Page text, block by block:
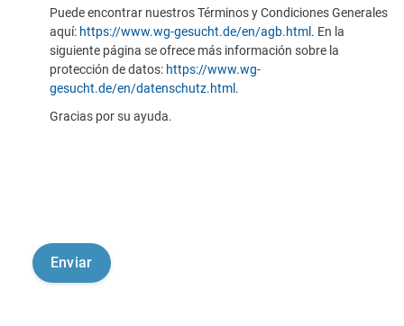
Puede encontrar nuestros Términos y Condiciones Generales
aquí: https://www.wg-gesucht.de/en/agb.html . En la
siguiente página se ofrece más información sobre la
protección de datos: https://www.wg-
gesucht.de/en/datenschutz.html .
Gracias por su ayuda.